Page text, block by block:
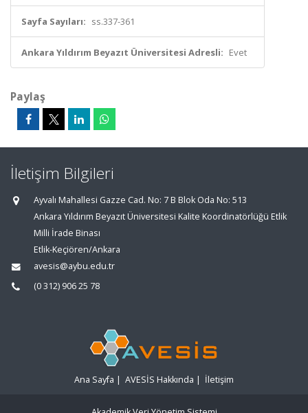
Sayfa Sayıları: ss.337-361
Ankara Yıldırım Beyazıt Üniversitesi Adresli: Evet
Paylaş
İletişim Bilgileri
Ayvalı Mahallesi Gazze Cad. No: 7 B Blok Oda No: 513
Ankara Yıldırım Beyazıt Üniversitesi Kalite Koordinatörlüğü Etlik
Milli İrade Binası
Etlik-Keçiören/Ankara
avesis@aybu.edu.tr
(0 312) 906 25 78
Ana Sayfa | AVESİS Hakkında | İletişim